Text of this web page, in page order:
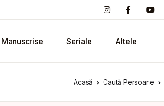
Manuscrise Seriale Altele
Acasă Caută Persoane